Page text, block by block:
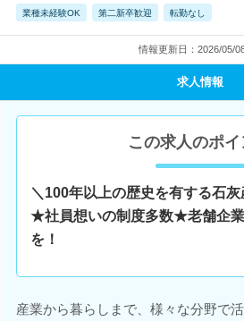
業種未経験OK 第二新卒歓迎 転勤なし
情報更新日：2026/05/
求人情報
この求人のポイ
＼100年以上の歴史を有する石
★社員想いの制度多数★老舗企業
を！
産業から暮らしまで、様々な分野で